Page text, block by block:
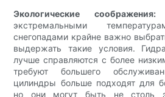
Экологические соображения:
экстремальными
снегопадами крайне важно
выдержать такие условия.
лучше справляются с более
требуют большего
цилиндры больше подходят для
но они могут быть не столь